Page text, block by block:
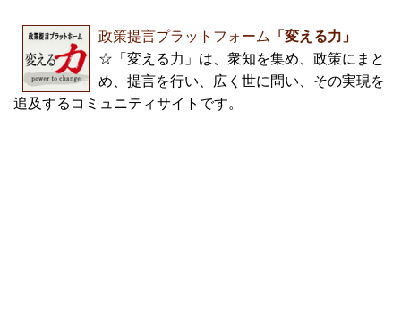
政策提言プラットフォーム
「変える力」
☆「変える力」は、衆知を集め、政策にまと
め、提言を行い、広く世に問い、その実現を
追及するコミュニティサイトです。